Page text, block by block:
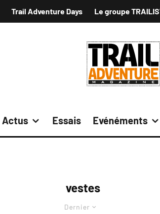
Trail Adventure Days Le groupe
Actus Essais Evénéments
vestes
Dernier